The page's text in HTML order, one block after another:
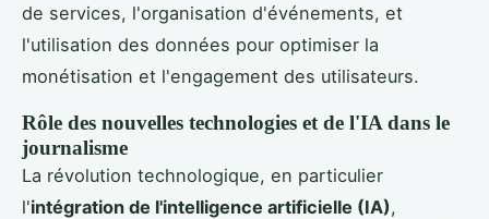
de services, l'organisation d'événements, et
l'utilisation des données pour optimiser la
monétisation et l'engagement des utilisateurs.
Rôle des nouvelles technologies et de l'IA dans le
journalisme
La révolution technologique, en particulier
l'intégration de l'intelligence artificielle (IA),